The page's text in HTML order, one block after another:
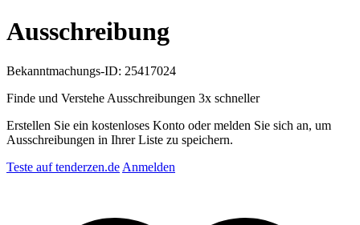
Ausschreibung
Bekanntmachungs-ID: 25417024
Finde und Verstehe Ausschreibungen 3x schneller
Erstellen Sie ein kostenloses Konto oder melden Sie sich an, um
Ausschreibungen in Ihrer Liste zu speichern.
Teste auf tenderzen.de Anmelden